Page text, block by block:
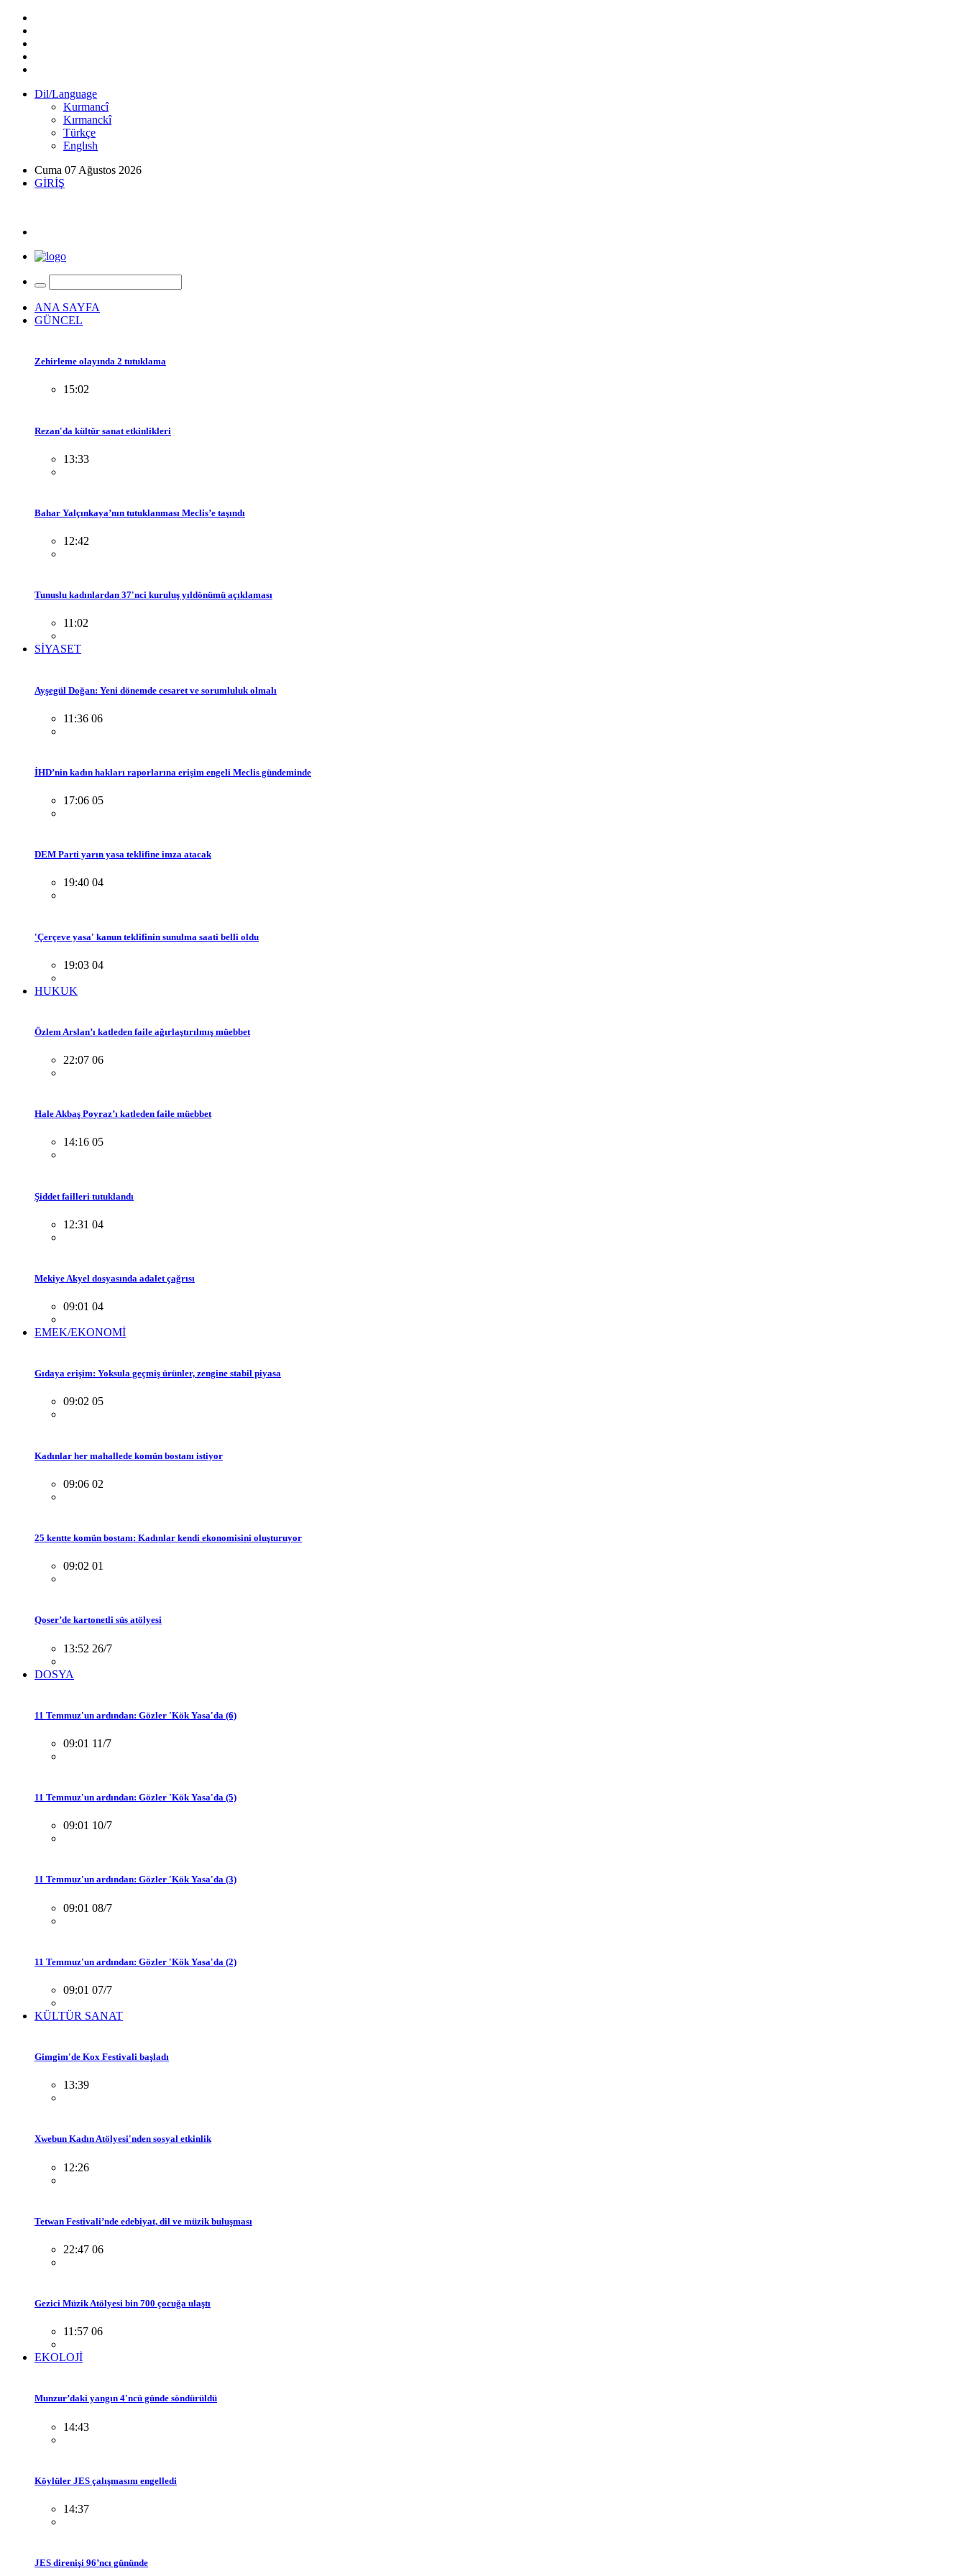
Dil/Language
Kurmancî
Kırmanckî
Türkçe
Englısh
Cuma 07 Ağustos 2026
GİRİŞ
ANA SAYFA
GÜNCEL
Zehirleme olayında 2 tutuklama
15:02
Rezan'da kültür sanat etkinlikleri
13:33
Bahar Yalçınkaya’nın tutuklanması Meclis’e taşındı
12:42
Tunuslu kadınlardan 37'nci kuruluş yıldönümü açıklaması
11:02
SİYASET
Ayşegül Doğan: Yeni dönemde cesaret ve sorumluluk olmalı
11:36 06
İHD’nin kadın hakları raporlarına erişim engeli Meclis gündeminde
17:06 05
DEM Parti yarın yasa teklifine imza atacak
19:40 04
'Çerçeve yasa' kanun teklifinin sunulma saati belli oldu
19:03 04
HUKUK
Özlem Arslan’ı katleden faile ağırlaştırılmış müebbet
22:07 06
Hale Akbaş Poyraz’ı katleden faile müebbet
14:16 05
Şiddet failleri tutuklandı
12:31 04
Mekiye Akyel dosyasında adalet çağrısı
09:01 04
EMEK/EKONOMİ
Gıdaya erişim: Yoksula geçmiş ürünler, zengine stabil piyasa
09:02 05
Kadınlar her mahallede komün bostanı istiyor
09:06 02
25 kentte komün bostanı: Kadınlar kendi ekonomisini oluşturuyor
09:02 01
Qoser’de kartonetli süs atölyesi
13:52 26/7
DOSYA
11 Temmuz'un ardından: Gözler 'Kök Yasa'da (6)
09:01 11/7
11 Temmuz'un ardından: Gözler 'Kök Yasa'da (5)
09:01 10/7
11 Temmuz'un ardından: Gözler 'Kök Yasa'da (3)
09:01 08/7
11 Temmuz'un ardından: Gözler 'Kök Yasa'da (2)
09:01 07/7
KÜLTÜR SANAT
Gimgim'de Kox Festivali başladı
13:39
Xwebun Kadın Atölyesi'nden sosyal etkinlik
12:26
Tetwan Festivali’nde edebiyat, dil ve müzik buluşması
22:47 06
Gezici Müzik Atölyesi bin 700 çocuğa ulaştı
11:57 06
EKOLOJİ
Munzur’daki yangın 4'ncü günde söndürüldü
14:43
Köylüler JES çalışmasını engelledi
14:37
JES direnişi 96’ncı gününde